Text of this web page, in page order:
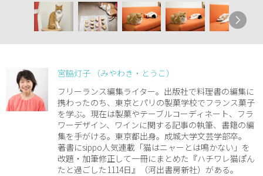
宮脇灯子 （みやわき・とうこ）
フリーランス編集ライター。出版社で料理書の編集に
携わったのち、東京とパリの製菓学校でフランス菓子
を学ぶ。現在は製菓やテーブルコーディネート、フラ
ワーデザイン、ワインに関する記事の執筆、書籍の編
集を手がける。東京都出身。成城大学文芸学部卒。
著書にsippo人気連載「猫はニャーとは鳴かない」を
改題・加筆修正して一冊にまとめた『ハチワレ猫ぽん
たと過ごした1114日』（河出書房新社）がある。